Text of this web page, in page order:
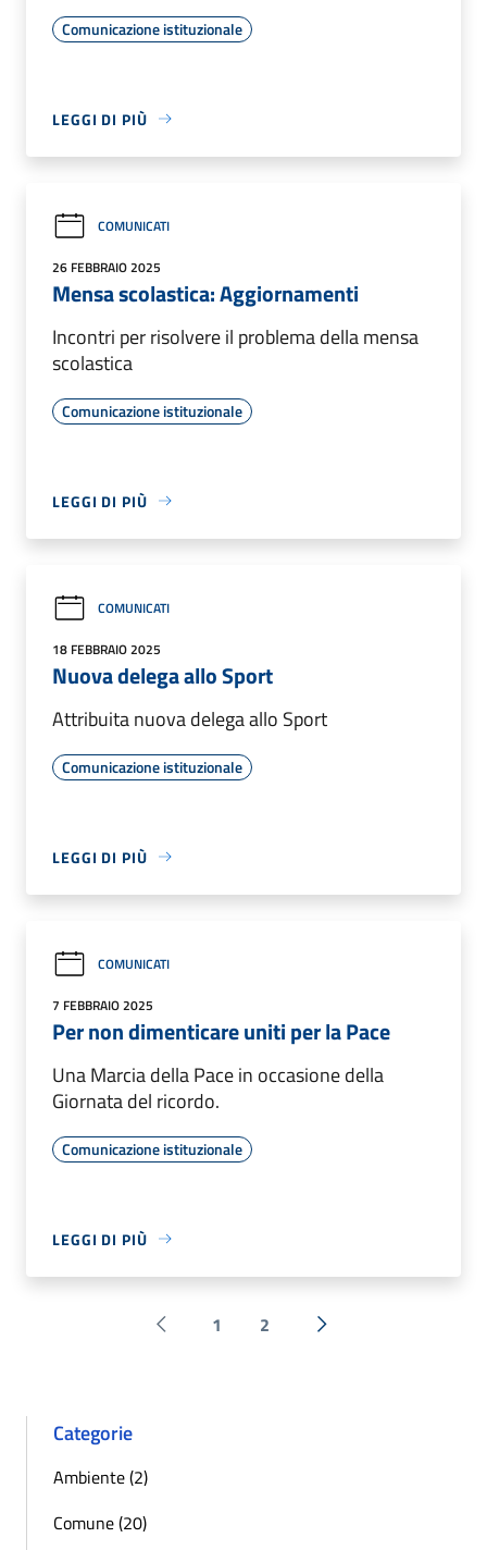
Comunicazione istituzionale
LEGGI DI PIÙ
COMUNICATI
26 FEBBRAIO 2025
Mensa scolastica: Aggiornamenti
Incontri per risolvere il problema della mensa
scolastica
Comunicazione istituzionale
LEGGI DI PIÙ
COMUNICATI
18 FEBBRAIO 2025
Nuova delega allo Sport
Attribuita nuova delega allo Sport
Comunicazione istituzionale
LEGGI DI PIÙ
COMUNICATI
7 FEBBRAIO 2025
Per non dimenticare uniti per la Pace
Una Marcia della Pace in occasione della
Giornata del ricordo.
Comunicazione istituzionale
LEGGI DI PIÙ
Pagina precedente
1 2 Successiva »
Categorie
Ambiente (2)
Comune (20)